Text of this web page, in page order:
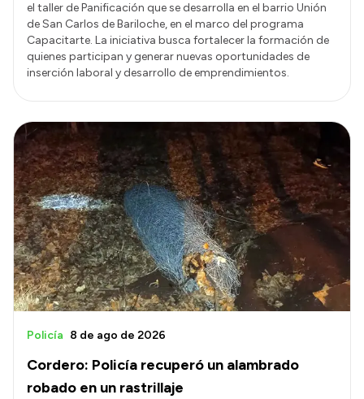
el taller de Panificación que se desarrolla en el barrio Unión
de San Carlos de Bariloche, en el marco del programa
Capacitarte. La iniciativa busca fortalecer la formación de
quienes participan y generar nuevas oportunidades de
inserción laboral y desarrollo de emprendimientos.
Cordero: Policía recuperó un alambrado
robado en un rastrillaje
Policía 8 de ago de 2026